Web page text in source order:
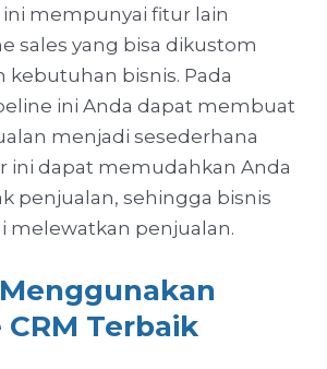
ini mempunyai fitur lain
sales yang bisa dikustom
kebutuhan bisnis. Pada
ini Anda dapat membuat
menjadi sesederhana
ini dapat memudahkan Anda
penjualan, sehingga bisnis
melewatkan penjualan.
Terbaik